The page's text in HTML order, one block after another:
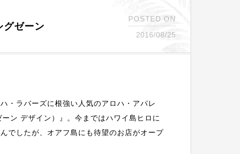
グゼーン
POSTED ON
2016/08/25
・ラバーズに根強い人気のアロハ・アパレ
ン デザイン）』。今まではハワイ島ヒロに
でしたが、オアフ島にも待望のお店がオープ